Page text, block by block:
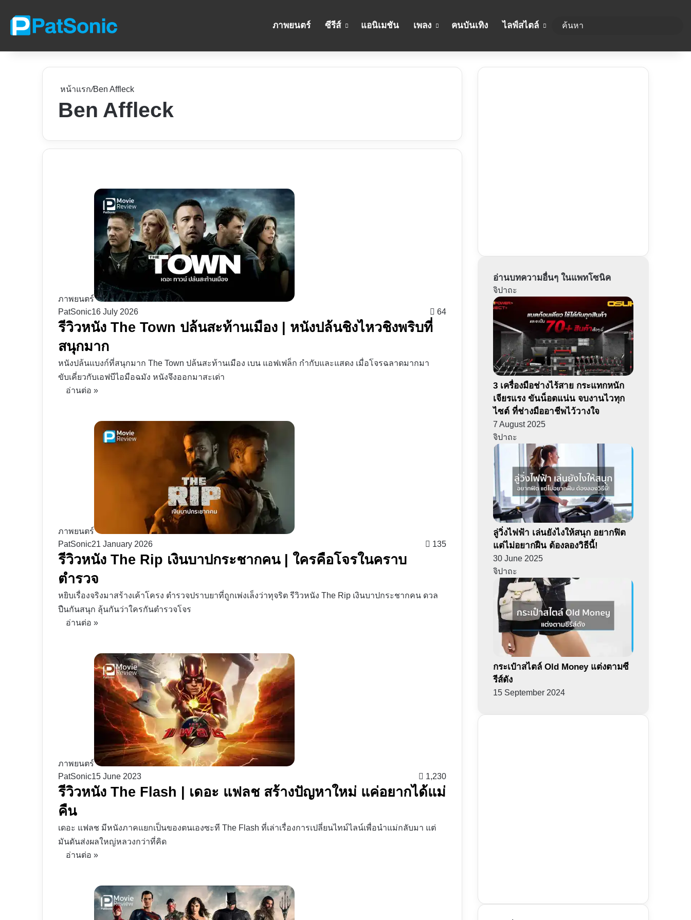
ภาพยนตร์ ซีรีส์ แอนิเมชัน เพลง คนบันเทิง ไลฟ์สไตล์
หน้าแรก/Ben Affleck
Ben Affleck
ภาพยนตร์
PatSonic16 July 2026 64
รีวิวหนัง The Town ปล้นสะท้านเมือง | หนังปล้นชิงไหวชิงพริบที่
สนุกมาก
หนังปล้นแบงก์ที่สนุกมาก The Town ปล้นสะท้านเมือง เบน แอฟเฟล็ก กำกับและแสดง เมื่อโจรฉลาดมากมา
ขับเคี่ยวกับเอฟบีไอมือฉมัง หนังจึงออกมาสะเด่า
อ่านต่อ »
ภาพยนตร์
PatSonic21 January 2026 135
รีวิวหนัง The Rip เงินบาปกระชากคน | ใครคือโจรในคราบ
ตำรวจ
หยิบเรื่องจริงมาสร้างเค้าโครง ตำรวจปราบยาที่ถูกเพ่งเล็งว่าทุจริต รีวิวหนัง The Rip เงินบาปกระชากคน ดวล
ปืนกันสนุก ลุ้นกันว่าใครกันตำรวจโจร
อ่านต่อ »
ภาพยนตร์
PatSonic15 June 2023 1,230
รีวิวหนัง The Flash | เดอะ แฟลช สร้างปัญหาใหม่ แค่อยากได้แม่
คืน
เดอะ แฟลช มีหนังภาคแยกเป็นของตนเองซะที The Flash ที่เล่าเรื่องการเปลี่ยนไทม์ไลน์เพื่อนำแม่กลับมา แต่
มันดันส่งผลใหญ่หลวงกว่าที่คิด
อ่านต่อ »
อ่านบทความอื่นๆ ในแพทโซนิค
จิปาถะ
3 เครื่องมือช่างไร้สาย กระแทกหนัก
เจียรแรง ขันน็อตแน่น จบงานไวทุก
ไซต์ ที่ช่างมืออาชีพไว้วางใจ
7 August 2025
จิปาถะ
ลู่วิ่งไฟฟ้า เล่นยังไงให้สนุก อยากฟิต
แต่ไม่อยากฝืน ต้องลองวิธีนี้!
30 June 2025
จิปาถะ
กระเป๋าสไตล์ Old Money แต่งตามซี
รีส์ดัง
15 September 2024